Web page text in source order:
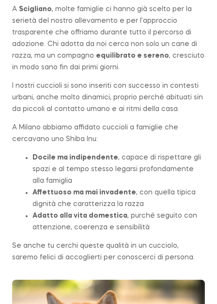
A Scigliano, molte famiglie ci hanno già scelto per la
serietà del nostro allevamento e per l’approccio
trasparente che offriamo durante tutto il percorso di
adozione. Chi adotta da noi cerca non solo un cane di
razza, ma un compagno equilibrato e sereno, cresciuto
in modo sano fin dai primi giorni.
I nostri cuccioli si sono inseriti con successo in contesti
urbani, anche molto dinamici, proprio perché abituati sin
da piccoli al contatto umano e ai ritmi della casa.
A Milano abbiamo affidato cuccioli a famiglie che
cercavano uno Shiba Inu:
Docile ma indipendente, capace di rispettare gli
spazi e al tempo stesso legarsi profondamente
alla famiglia
Affettuoso ma mai invadente, con quella tipica
dignità che caratterizza la razza
Adatto alla vita domestica, purché seguito con
attenzione, coerenza e sensibilità
Se anche tu cerchi queste qualità in un cucciolo,
saremo felici di accoglierti per conoscerci di persona.